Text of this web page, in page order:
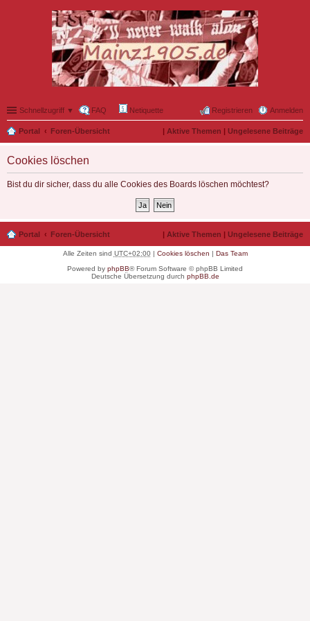
Schnellzugriff ▼ FAQ Netiquette Anmelden
Registrieren
Portal Foren-Übersicht | Aktive Themen | Ungelesene Beiträge
Cookies löschen
Bist du dir sicher, dass du alle Cookies des Boards löschen möchtest?
Portal Foren-Übersicht | Aktive Themen | Ungelesene Beiträge
Alle Zeiten sind UTC+02:00| Cookies löschen | Das Team
Powered by phpBB® Forum Software © phpBB Limited
Deutsche Übersetzung durch phpBB.de